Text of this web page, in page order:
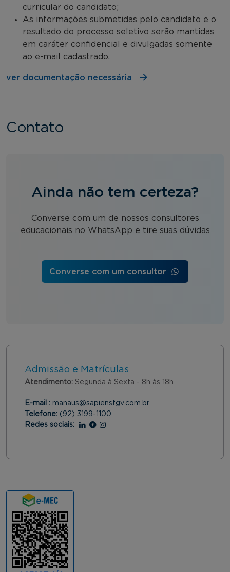
curricular do candidato;
As informações submetidas pelo candidato e o
resultado do processo seletivo serão mantidas
em caráter confidencial e divulgadas somente
ao e-mail cadastrado.
ver documentação necessária
Contato
Ainda não tem certeza?
Converse com um de nossos consultores
educacionais no WhatsApp e tire suas dúvidas
Converse com um consultor
Admissão e Matrículas
Atendimento: Segunda à Sexta - 8h às 18h
E-mail : manaus@sapiensfgv.com.br
Telefone: (92) 3199-1100
Redes sociais:
Linkedin
Facebook